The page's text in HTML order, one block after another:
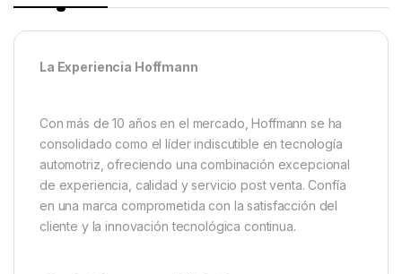
La Experiencia Hoffmann
Con más de 10 años en el mercado, Hoffmann se ha
consolidado como el líder indiscutible en tecnología
automotriz, ofreciendo una combinación excepcional
de experiencia, calidad y servicio post venta. Confía
en una marca comprometida con la satisfacción del
cliente y la innovación tecnológica continua.